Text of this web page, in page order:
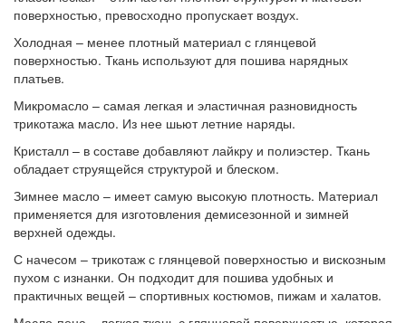
поверхностью, превосходно пропускает воздух.
Холодная – менее плотный материал с глянцевой
поверхностью. Ткань используют для пошива нарядных
платьев.
Микромасло – самая легкая и эластичная разновидность
трикотажа масло. Из нее шьют летние наряды.
Кристалл – в составе добавляют лайкру и полиэстер. Ткань
обладает струящейся структурой и блеском.
Зимнее масло – имеет самую высокую плотность. Материал
применяется для изготовления демисезонной и зимней
верхней одежды.
С начесом – трикотаж с глянцевой поверхностью и вискозным
пухом с изнанки. Он подходит для пошива удобных и
практичных вещей – спортивных костюмов, пижам и халатов.